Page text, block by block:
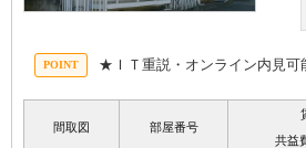
★ＩＴ重説・オンライン内見
間取図 部屋番号
共益